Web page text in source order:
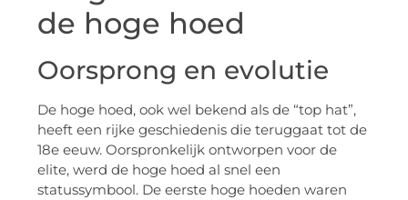
de hoge hoed
Oorsprong en evolutie
De hoge hoed, ook wel bekend als de “top hat”,
heeft een rijke geschiedenis die teruggaat tot de
18e eeuw. Oorspronkelijk ontworpen voor de
elite, werd de hoge hoed al snel een
statussymbool. De eerste hoge hoeden waren